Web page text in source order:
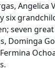
Angelica
six
seven
Dominga